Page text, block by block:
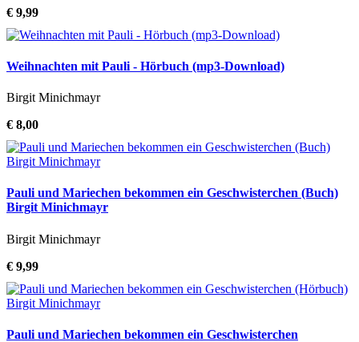
€ 9,99
Weihnachten mit Pauli - Hörbuch (mp3-Download)
Birgit Minichmayr
€ 8,00
Pauli und Mariechen bekommen ein Geschwisterchen (Buch)
Birgit Minichmayr
Birgit Minichmayr
€ 9,99
Pauli und Mariechen bekommen ein Geschwisterchen